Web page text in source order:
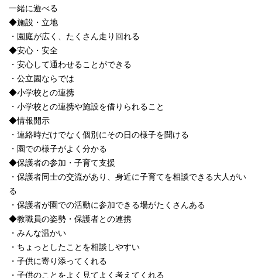
一緒に遊べる
◆施設・立地
・園庭が広く、たくさん走り回れる
◆安心・安全
・安心して通わせることができる
・公立園ならでは
◆小学校との連携
・小学校との連携や施設を借りられること
◆情報開示
・連絡時だけでなく個別にその日の様子を聞ける
・園での様子がよく分かる
◆保護者の参加・子育て支援
・保護者同士の交流があり、身近に子育てを相談できる大人がい
る
・保護者が園での活動に参加できる場がたくさんある
◆教職員の姿勢・保護者との連携
・みんな温かい
・ちょっとしたことを相談しやすい
・子供に寄り添ってくれる
・子供のことをよく見てよく考えてくれる